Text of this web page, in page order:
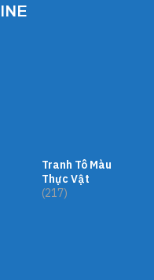
Tranh Tô Màu
Thực Vật
(217)